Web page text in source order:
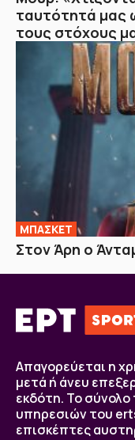
ταυτότητά μας
τους στόχους
ΜΠΑΣΚΕΤ
Στον Άρη ο
Απαγορεύεται η
μετά ή άνευ
εκδότη. Το σύνολο
υπηρεσιών του
επισκέπτες